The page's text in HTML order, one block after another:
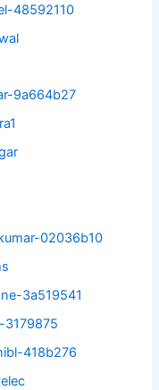
48592110
9a664b27
02036b10
3a519541
418b276